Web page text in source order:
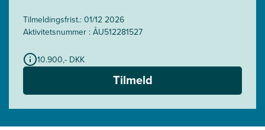
Tilmeldingsfrist.: 01/12 2026
Aktivitetsnummer : ÅU512281527
10.900,- DKK
Tilmeld